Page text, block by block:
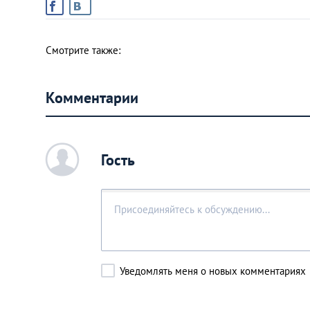
Смотрите также:
Комментарии
c Гость
Уведомлять меня о новых комментариях